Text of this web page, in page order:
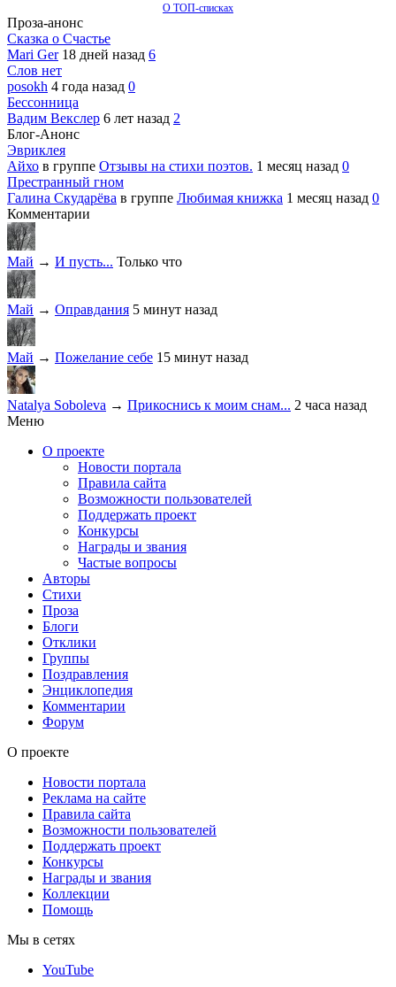
О ТОП-списках
Проза-анонс
Сказка о Счастье
Mari Ger 18 дней назад 6
Слов нет
posokh 4 года назад 0
Бессонница
Вадим Векслер 6 лет назад 2
Блог-Анонс
Эвриклея
Айхо в группе Отзывы на стихи поэтов. 1 месяц назад 0
Престранный гном
Галина Скударёва в группе Любимая книжка 1 месяц назад 0
Комментарии
Май → И пусть... Только что
Май → Оправдания 5 минут назад
Май → Пожелание себе 15 минут назад
Natalya Soboleva → Прикоснись к моим снам... 2 часа назад
Меню
О проекте
Новости портала
Правила сайта
Возможности пользователей
Поддержать проект
Конкурсы
Награды и звания
Частые вопросы
Авторы
Стихи
Проза
Блоги
Отклики
Группы
Поздравления
Энциклопедия
Комментарии
Форум
О проекте
Новости портала
Реклама на сайте
Правила сайта
Возможности пользователей
Поддержать проект
Конкурсы
Награды и звания
Коллекции
Помощь
Мы в сетях
YouTube